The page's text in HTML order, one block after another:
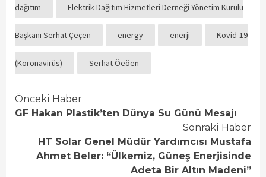
dağıtım Elektrik Dağıtım Hizmetleri Derneği Yönetim Kurulu
Başkanı Serhat Çeçen energy enerji Kovid-19
(Koronavirüs) Serhat Öeöen
Continue
Önceki Haber
GF Hakan Plastik’ten Dünya Su Günü Mesajı
Sonraki Haber
HT Solar Genel Müdür Yardımcısı Mustafa
Ahmet Beler: “Ülkemiz, Güneş Enerjisinde
Adeta Bir Altın Madeni”